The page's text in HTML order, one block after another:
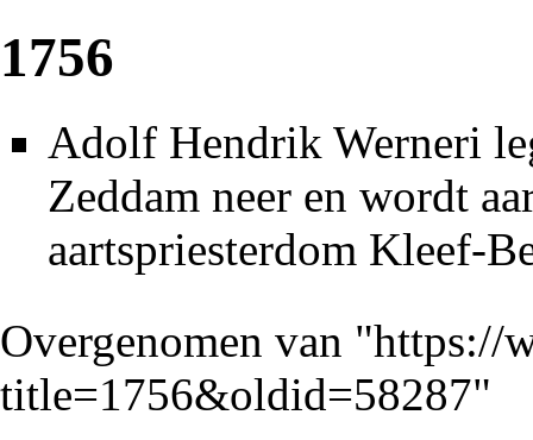
1756
Adolf Hendrik Werneri
Zeddam neer en wordt
aartspriesterdom Kleef-
Overgenomen van "https://
title=1756&oldid=58287"